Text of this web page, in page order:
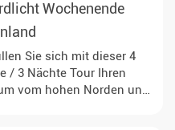
Wochenende
Sie sich mit dieser 4
/ 3 Nächte Tour Ihren
vom hohen Norden und